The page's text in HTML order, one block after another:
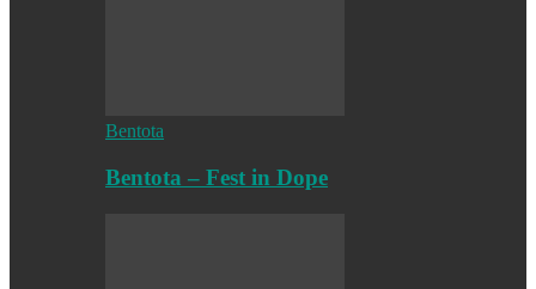
Bentota
Bentota – Fest in Dope